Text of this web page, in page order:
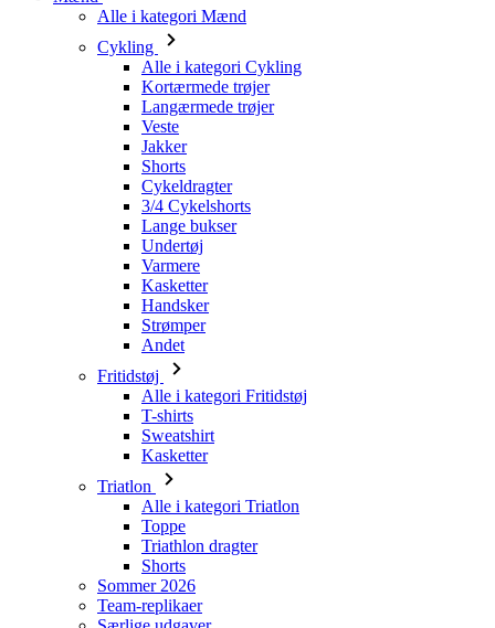
Alle i kategori Mænd
Cykling
Alle i kategori Cykling
Kortærmede trøjer
Langærmede trøjer
Veste
Jakker
Shorts
Cykeldragter
3/4 Cykelshorts
Lange bukser
Undertøj
Varmere
Kasketter
Handsker
Strømper
Andet
Fritidstøj
Alle i kategori Fritidstøj
T-shirts
Sweatshirt
Kasketter
Triatlon
Alle i kategori Triatlon
Toppe
Triathlon dragter
Shorts
Sommer 2026
Team-replikaer